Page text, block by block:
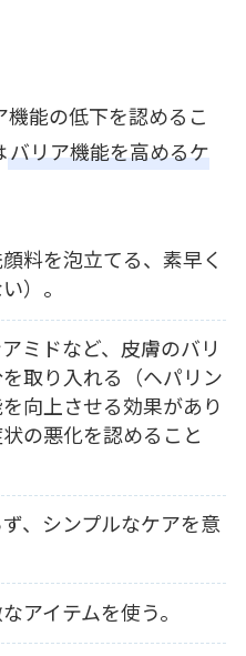
能の低下を認めるこ
バリア機能を高めるケ
料を泡立てる、素早く
）。
ミドなど、皮膚のバリ
取り入れる（ヘパリン
向上させる効果があり
の悪化を認めること
、シンプルなケアを意
アイテムを使う。